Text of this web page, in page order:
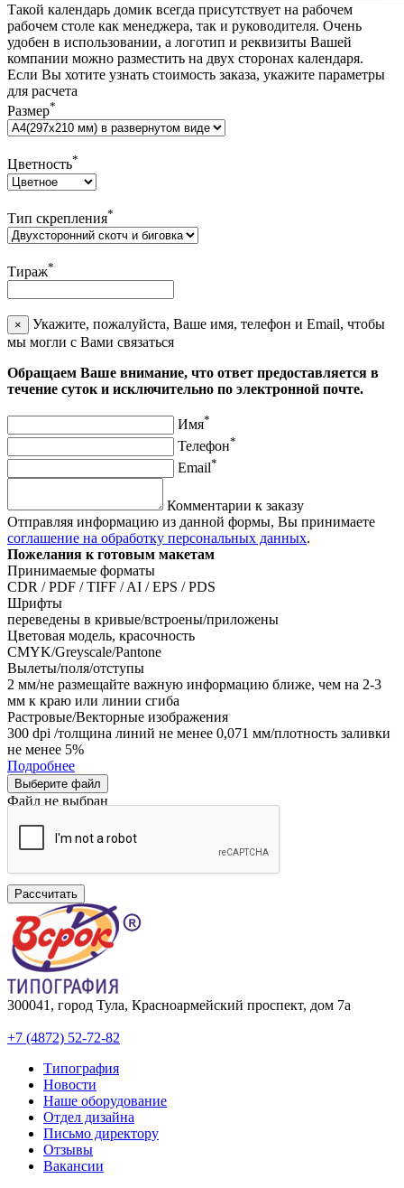
Такой календарь домик всегда присутствует на рабочем
рабочем столе как менеджера, так и руководителя. Очень
удобен в использовании, а логотип и реквизиты Вашей
компании можно разместить на двух сторонах календаря.
Если Вы хотите узнать стоимость заказа, укажите параметры
для расчета
Размер*
Цветность*
Тип скрепления*
Тираж*
×
Укажите, пожалуйста, Ваше имя, телефон и Email, чтобы
мы могли с Вами связаться
Обращаем Ваше внимание, что ответ предоставляется в
течение суток и исключительно по электронной почте.
Имя*
Телефон*
Email*
Комментарии к заказу
Отправляя информацию из данной формы, Вы принимаете
соглашение на обработку персональных данных.
Пожелания к готовым макетам
Принимаемые форматы
CDR / PDF / TIFF / AI / EPS / PDS
Шрифты
переведены в кривые/встроены/приложены
Цветовая модель, красочность
CMYK/Greyscale/Pantone
Вылеты/поля/отступы
2 мм/не размещайте важную информацию ближе, чем на 2-3
мм к краю или линии сгиба
Растровые/Векторные изображения
300 dpi /толщина линий не менее 0,071 мм/плотность заливки
не менее 5%
Подробнее
Выберите файл
Файл не выбран
Рассчитать
300041, город Тула, Красноармейский проспект, дом 7а
+7 (4872) 52-72-82
Типография
Новости
Наше оборудование
Отдел дизайна
Письмо директору
Отзывы
Вакансии